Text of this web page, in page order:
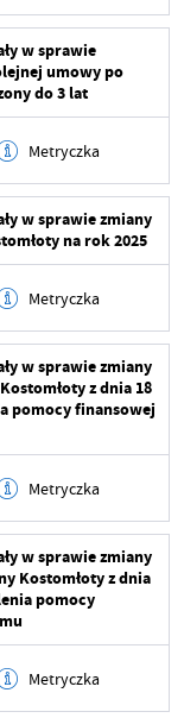
20 09:56:08
Mamczarz
20 09:56:17
Mamczarz
w sprawie
umowy po
do 3 lat
Metryczka
20 09:56:25
Mamczarz
w sprawie zmiany
na rok 2025
Metryczka
20 09:56:35
Mamczarz
w sprawie zmiany
z dnia 18
pomocy finansowej
Metryczka
w sprawie zmiany
Kostomłoty z dnia
pomocy
Metryczka